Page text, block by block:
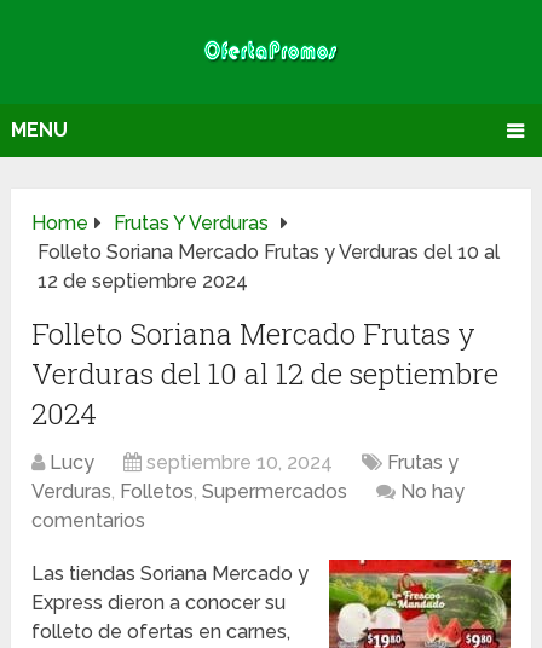
MENU
Home
Frutas Y Verduras
Folleto Soriana Mercado Frutas y Verduras del 10 al
12 de septiembre 2024
Folleto Soriana Mercado Frutas y
Verduras del 10 al 12 de septiembre
2024
Lucy septiembre 10, 2024
Frutas y
Verduras, Folletos,Supermercados
No hay
comentarios
Las tiendas Soriana Mercado y
Express dieron a conocer su
folleto de ofertas en carnes,